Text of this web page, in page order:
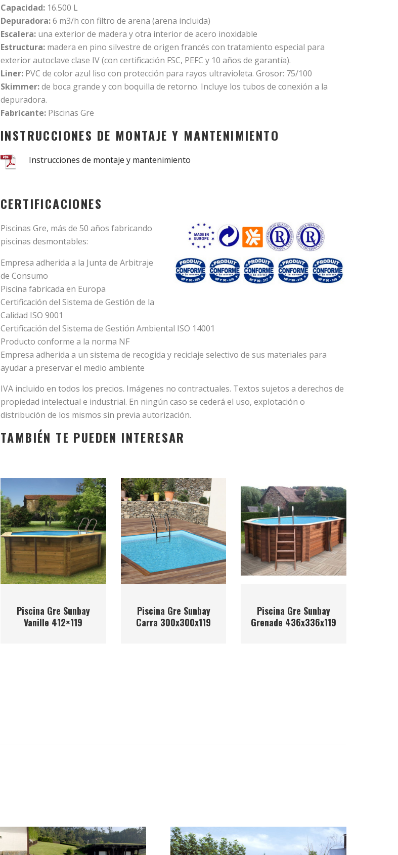
Capacidad: 16.500 L
Depuradora:6 m3/h con filtro de arena (arena incluida)
Escalera: una exterior de madera y otra interior de acero inoxidable
Estructura: madera en pino silvestre de origen francés con tratamiento especial para
exterior autoclave clase IV (con certificación FSC, PEFC y 10 años de garantía).
Liner: PVC de color azul liso con protección para rayos ultravioleta. Grosor: 75/100
Skimmer:de boca grande y con boquilla de retorno. Incluye los tubos de conexión a la
depuradora.
Fabricante: Piscinas Gre
INSTRUCCIONES DE MONTAJE Y MANTENIMIENTO
Instrucciones de montaje y mantenimiento
CERTIFICACIONES
Piscinas Gre, más de 50 años fabricando
piscinas desmontables:
Empresa adherida a la Junta de Arbitraje
de Consumo
Piscina fabricada en Europa
Certificación del Sistema de Gestión de la
Calidad ISO 9001
Certificación del Sistema de Gestión Ambiental ISO 14001
Producto conforme a la norma NF
Empresa adherida a un sistema de recogida y reciclaje selectivo de sus materiales para
ayudar a preservar el medio ambiente
IVA incluido en todos los precios. Imágenes no contractuales. Textos sujetos a derechos de
propiedad intelectual e industrial. En ningún caso se cederá el uso, explotación o
distribución de los mismos sin previa autorización.
TAMBIÉN TE PUEDEN INTERESAR
Piscina Gre Sunbay
Vanille 412×119
Piscina Gre Sunbay
Carra 300x300x119
Piscina Gre Sunbay
Grenade 436x336x119